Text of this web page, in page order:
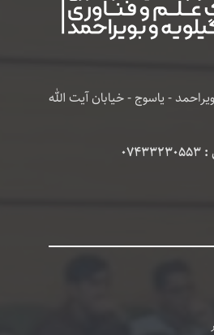
- یاسوج - خیابان آیت الله